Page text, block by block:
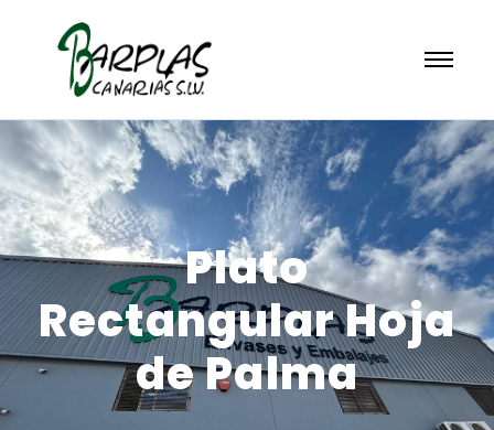
Plato
Rectangular Hoja
de Palma